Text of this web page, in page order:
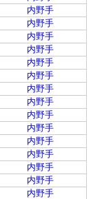
内野手
内野手
内野手
内野手
内野手
内野手
内野手
内野手
内野手
内野手
内野手
内野手
内野手
内野手
内野手